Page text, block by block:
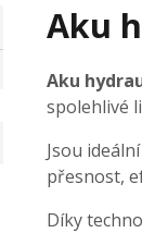
Aku
Aku
spolehlivé
Jsou
přesnost,
Díky